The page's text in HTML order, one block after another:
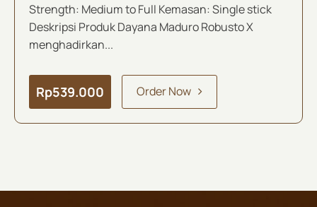
Strength: Medium to Full Kemasan: Single stick
Deskripsi Produk Dayana Maduro Robusto X
menghadirkan...
Rp539.000 Order Now